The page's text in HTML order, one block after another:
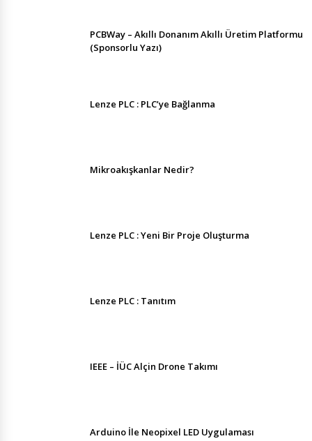
PCBWay – Akıllı Donanım Akıllı Üretim Platformu
(Sponsorlu Yazı)
Lenze PLC : PLC’ye Bağlanma
Mikroakışkanlar Nedir?
Lenze PLC : Yeni Bir Proje Oluşturma
Lenze PLC : Tanıtım
IEEE – İÜC Alçin Drone Takımı
Arduino İle Neopixel LED Uygulaması